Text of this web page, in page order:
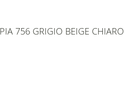
756 GRIGIO BEIGE CHIARO